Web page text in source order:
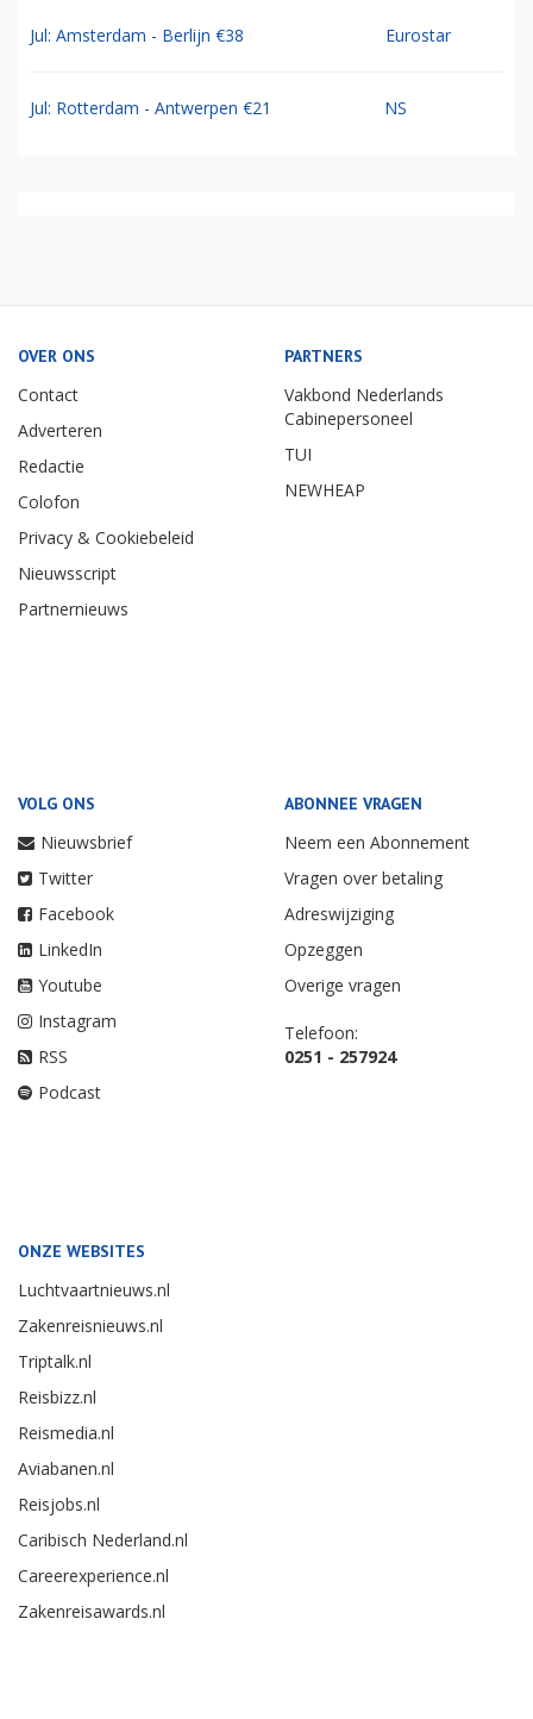
Jul: Amsterdam - Berlijn €38 Eurostar
Jul: Rotterdam - Antwerpen €21 NS
OVER ONS
Contact
Adverteren
Redactie
Colofon
Privacy & Cookiebeleid
Nieuwsscript
Partnernieuws
PARTNERS
Vakbond Nederlands
Cabinepersoneel
TUI
NEWHEAP
VOLG ONS
Nieuwsbrief
Twitter
Facebook
LinkedIn
Youtube
Instagram
RSS
Podcast
ABONNEE VRAGEN
Neem een Abonnement
Vragen over betaling
Adreswijziging
Opzeggen
Overige vragen
Telefoon:
0251 - 257924
ONZE WEBSITES
Luchtvaartnieuws.nl
Zakenreisnieuws.nl
Triptalk.nl
Reisbizz.nl
Reismedia.nl
Aviabanen.nl
Reisjobs.nl
Caribisch Nederland.nl
Careerexperience.nl
Zakenreisawards.nl